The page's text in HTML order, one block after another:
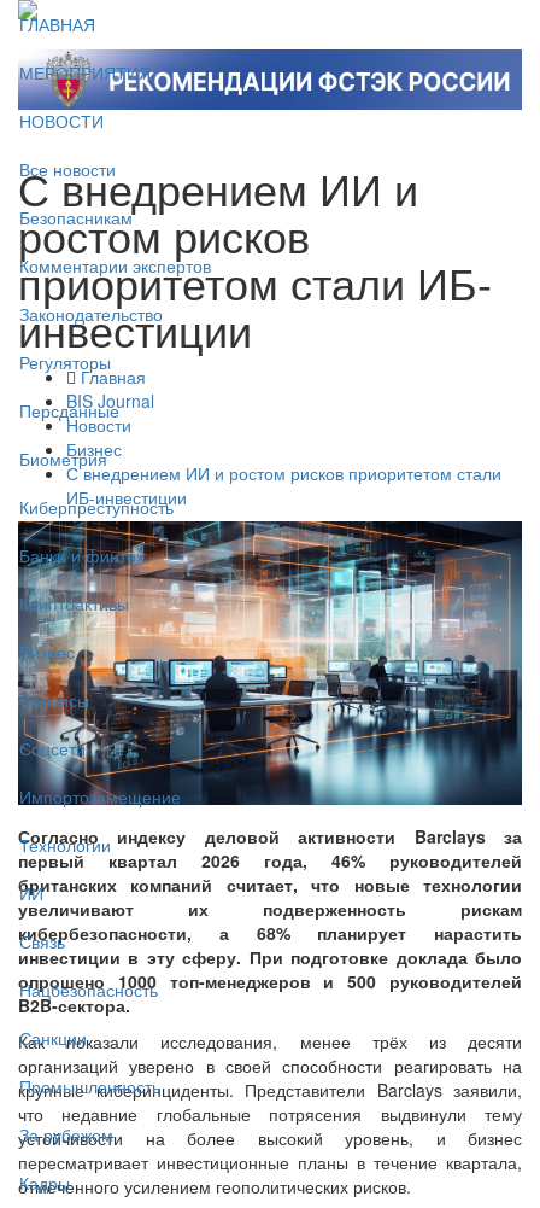
ГЛАВНАЯ
МЕРОПРИЯТИЯ
НОВОСТИ
Все новости
Безопасникам
Комментарии экспертов
Законодательство
Регуляторы
Персданные
Биометрия
Киберпреступность
Банки и финтех
Криптоактивы
Бизнес
Сервисы
Соцсети
Импортозамещение
Технологии
ИИ
Связь
Нацбезопасность
Санкции
Промышленность
За рубежом
Кадры
С внедрением ИИ и
ростом рисков
приоритетом стали ИБ-
инвестиции
Главная
BIS Journal
Новости
Бизнес
С внедрением ИИ и ростом рисков приоритетом стали
ИБ-инвестиции
Согласно индексу деловой активности Barclays за
первый квартал 2026 года, 46% руководителей
британских компаний считает, что новые технологии
увеличивают их подверженность рискам
кибербезопасности, а 68% планирует нарастить
инвестиции в эту сферу. При подготовке доклада было
опрошено 1000 топ-менеджеров и 500 руководителей
B2B-сектора.
Как показали исследования, менее трёх из десяти
организаций уверено в своей способности реагировать на
крупные киберинциденты. Представители Barclays заявили,
что недавние глобальные потрясения выдвинули тему
устойчивости на более высокий уровень, и бизнес
пересматривает инвестиционные планы в течение квартала,
отмеченного усилением геополитических рисков.